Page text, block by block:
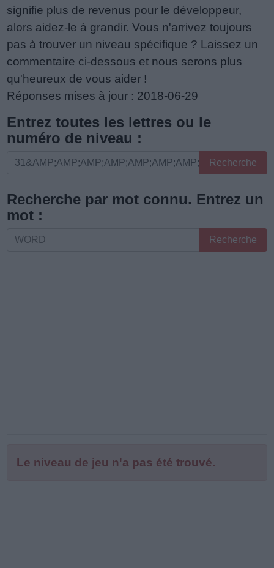
signifie plus de revenus pour le développeur,
alors aidez-le à grandir. Vous n'arrivez toujours
pas à trouver un niveau spécifique ? Laissez un
commentaire ci-dessous et nous serons plus
qu'heureux de vous aider !
Réponses mises à jour : 2018-06-29
Entrez toutes les lettres ou le
numéro de niveau :
Entrez
les
lettres
Recherche
Recherche par mot connu. Entrez un
mot :
Recherche
Recherche
Le niveau de jeu n'a pas été trouvé.